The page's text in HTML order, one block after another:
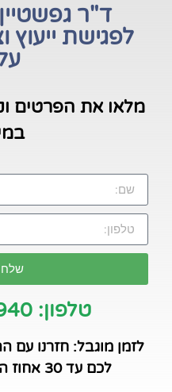
ד"ר
לפגישת ייעוץ
מלאו את הפרטים
שלח
טלפון: 052-8908940
לזמן מוגבל: חזרנו
לכם עד 30 אחוז הנחה במחיר הטיפול.